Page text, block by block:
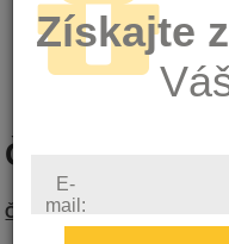
Často
Často kladené otázky
Získajte
E-
mail: